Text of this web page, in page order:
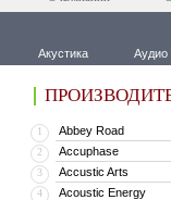
Акустика Аудио
1 Abbey Road
2 Accuphase
3 Accustic Arts
4 Acoustic Energy